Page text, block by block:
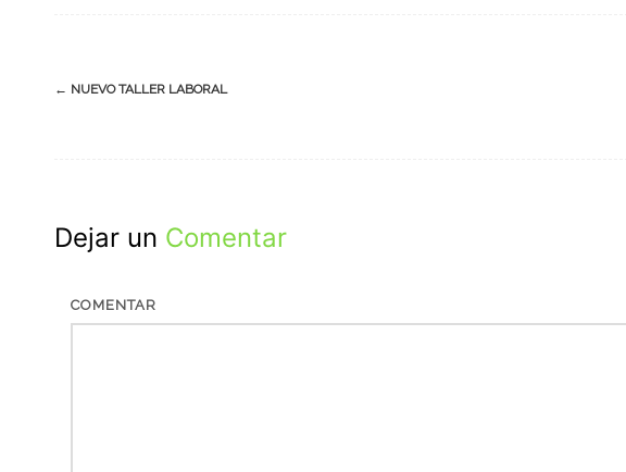
Navegación
← NUEVO TALLER LABORAL
Dejar un Comentar
COMENTAR